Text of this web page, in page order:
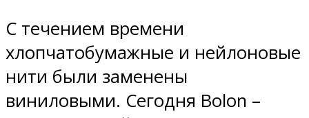
С течением времени
хлопчатобумажные и нейлоновые
нити были заменены
виниловыми. Сегодня Bolon –